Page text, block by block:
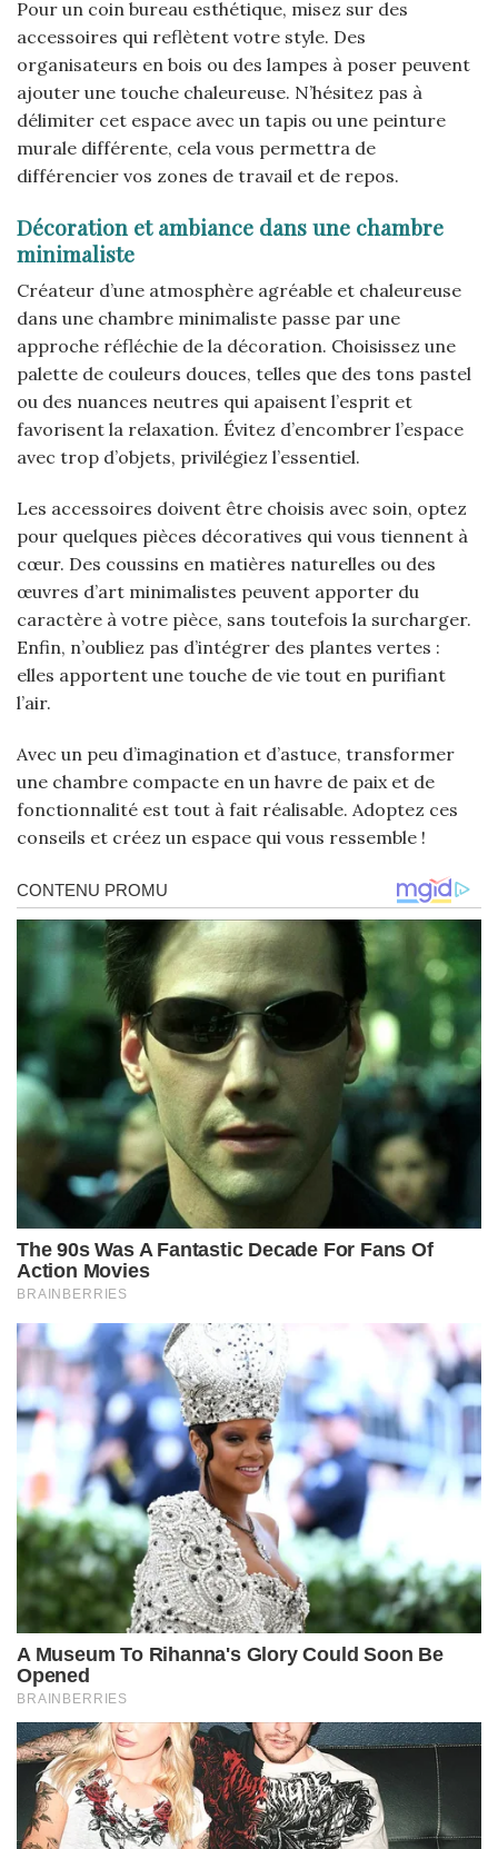
Pour un coin bureau esthétique, misez sur des
accessoires qui reflètent votre style. Des
organisateurs en bois ou des lampes à poser peuvent
ajouter une touche chaleureuse. N’hésitez pas à
délimiter cet espace avec un tapis ou une peinture
murale différente, cela vous permettra de
différencier vos zones de travail et de repos.
Décoration et ambiance dans une chambre
minimaliste
Créateur d’une atmosphère agréable et chaleureuse
dans une chambre minimaliste passe par une
approche réfléchie de la décoration. Choisissez une
palette de couleurs douces, telles que des tons pastel
ou des nuances neutres qui apaisent l’esprit et
favorisent la relaxation. Évitez d’encombrer l’espace
avec trop d’objets, privilégiez l’essentiel.
Les accessoires doivent être choisis avec soin, optez
pour quelques pièces décoratives qui vous tiennent à
cœur. Des coussins en matières naturelles ou des
œuvres d’art minimalistes peuvent apporter du
caractère à votre pièce, sans toutefois la surcharger.
Enfin, n’oubliez pas d’intégrer des plantes vertes :
elles apportent une touche de vie tout en purifiant
l’air.
Avec un peu d’imagination et d’astuce, transformer
une chambre compacte en un havre de paix et de
fonctionnalité est tout à fait réalisable. Adoptez ces
conseils et créez un espace qui vous ressemble !